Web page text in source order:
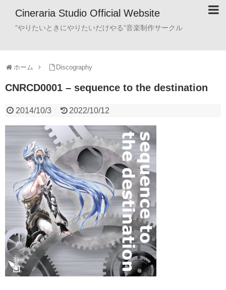
Cineraria Studio Official Website
”やりたいときにやりたいだけやる”音楽制作サークル
ホーム Discography
CNRCD0001 – sequence to the destination
2014/10/3 2022/10/12